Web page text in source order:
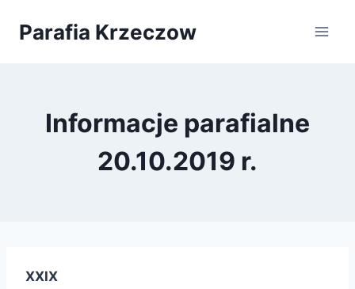
Parafia Krzeczow
Informacje parafialne
20.10.2019 r.
XXIX